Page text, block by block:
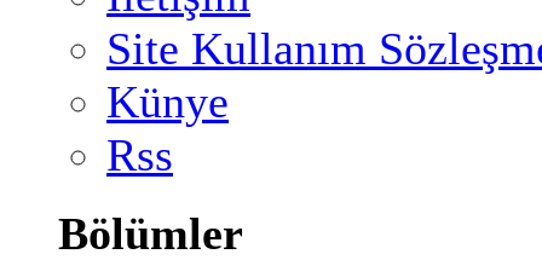
Site Kullanım
Künye
Rss
Bölümler